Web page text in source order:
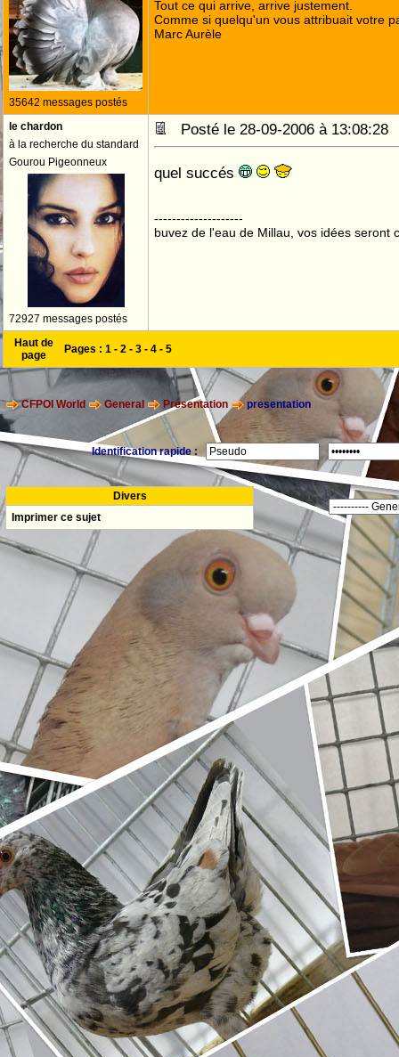
35642 messages postés
Tout ce qui arrive, arrive justement.
Comme si quelqu'un vous attribuait votre
Marc Aurèle
le chardon
à la recherche du standard
Gourou Pigeonneux
72927 messages postés
Posté le 28-09-2006 à
quel succés
--------------------
buvez de l'eau de Millau, vos idées seront
Haut de
page
Pages : 1 - 2 - 3 - 4 - 5
CFPOI World General Présentation presentation
Identification rapide :
Divers
Imprimer ce sujet